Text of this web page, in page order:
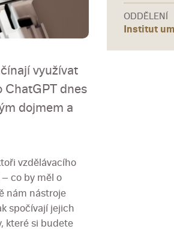
využívat
ChatGPT dnes
dojmem a
vzdělávacího
co by měl o
nám nástroje
spočívají jejich
které si budete
ODDĚLENÍ
Institut